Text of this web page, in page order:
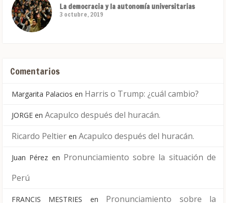
La democracia y la autonomía universitarias
3 octubre, 2019
Comentarios
Margarita Palacios en Harris o Trump: ¿cuál cambio?
JORGE en Acapulco después del huracán.
Ricardo Peltier en Acapulco después del huracán.
Juan Pérez en Pronunciamiento sobre la situación de
Perú
FRANCIS MESTRIES en Pronunciamiento sobre la